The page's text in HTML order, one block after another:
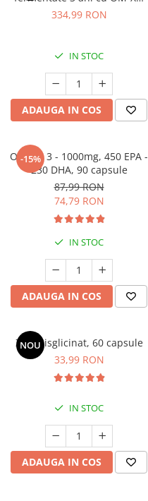
Electroliti
Produse Apicole
Cacao
*60 cps
334,99 RON
IN STOC
ADAUGA IN COS
-15%
Omega 3 - 1000mg, 450 EPA -
230 DHA, 90 capsule
87,99 RON
74,79 RON
IN STOC
ADAUGA IN COS
NOU
Zinc Bisglicinat, 60 capsule
33,99 RON
IN STOC
ADAUGA IN COS